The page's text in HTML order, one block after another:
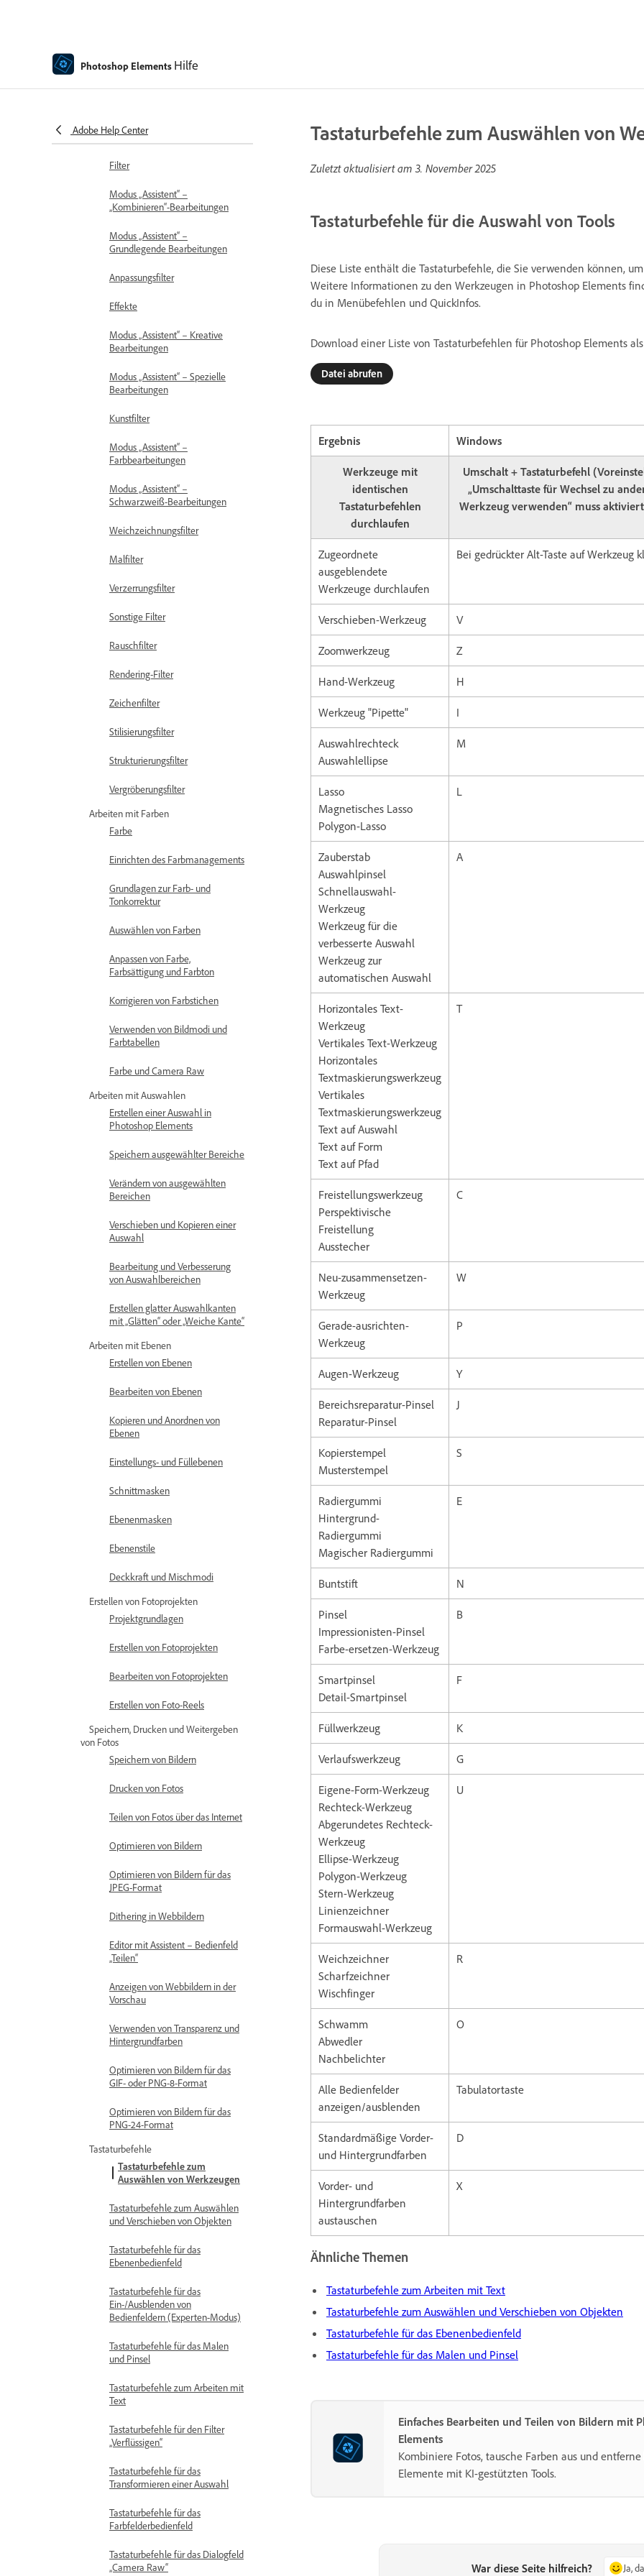
Photoshop Elements Hilfe
Adobe Help Center
Objekt in Photoshop Elements
Modus „Assistent“
Filter
Modus „Assistent“ –
„Kombinieren“-Bearbeitungen
Modus „Assistent“ –
Grundlegende Bearbeitungen
Anpassungsfilter
Effekte
Modus „Assistent“ – Kreative
Bearbeitungen
Modus „Assistent“ – Spezielle
Bearbeitungen
Kunstfilter
Modus „Assistent“ –
Farbbearbeitungen
Modus „Assistent“ –
Schwarzweiß-Bearbeitungen
Weichzeichnungsfilter
Malfilter
Verzerrungsfilter
Sonstige Filter
Rauschfilter
Rendering-Filter
Zeichenfilter
Stilisierungsfilter
Strukturierungsfilter
Vergröberungsfilter
Arbeiten mit Farben
Farbe
Einrichten des Farbmanagements
Grundlagen zur Farb- und
Tonkorrektur
Auswählen von Farben
Anpassen von Farbe,
Farbsättigung und Farbton
Korrigieren von Farbstichen
Verwenden von Bildmodi und
Farbtabellen
Farbe und Camera Raw
Arbeiten mit Auswahlen
Erstellen einer Auswahl in
Photoshop Elements
Speichern ausgewählter Bereiche
Verändern von ausgewählten
Bereichen
Verschieben und Kopieren einer
Auswahl
Bearbeitung und Verbesserung
von Auswahlbereichen
Erstellen glatter Auswahlkanten
mit „Glätten“ oder „Weiche Kante“
Arbeiten mit Ebenen
Erstellen von Ebenen
Bearbeiten von Ebenen
Kopieren und Anordnen von
Ebenen
Einstellungs- und Füllebenen
Schnittmasken
Ebenenmasken
Ebenenstile
Deckkraft und Mischmodi
Erstellen von Fotoprojekten
Projektgrundlagen
Erstellen von Fotoprojekten
Bearbeiten von Fotoprojekten
Erstellen von Foto-Reels
Speichern, Drucken und Weitergeben
von Fotos
Speichern von Bildern
Drucken von Fotos
Teilen von Fotos über das Internet
Optimieren von Bildern
Optimieren von Bildern für das
JPEG-Format
Dithering in Webbildern
Editor mit Assistent – Bedienfeld
„Teilen“
Anzeigen von Webbildern in der
Vorschau
Verwenden von Transparenz und
Hintergrundfarben
Optimieren von Bildern für das
GIF- oder PNG-8-Format
Optimieren von Bildern für das
PNG-24-Format
Tastaturbefehle
Tastaturbefehle zum
Auswählen von Werkzeugen
Tastaturbefehle zum Auswählen
und Verschieben von Objekten
Tastaturbefehle für das
Ebenenbedienfeld
Tastaturbefehle für das
Ein-/Ausblenden von
Bedienfeldern (Experten-Modus)
Tastaturbefehle für das Malen
und Pinsel
Tastaturbefehle zum Arbeiten mit
Text
Tastaturbefehle für den Filter
„Verflüssigen“
Tastaturbefehle für das
Transformieren einer Auswahl
Tastaturbefehle für das
Farbfelderbedienfeld
Tastaturbefehle für das Dialogfeld
„Camera Raw“
Tastaturbefehle zum Auswählen von
Zuletzt aktualisiert am 3. November 2025
Tastaturbefehle für die Auswahl von Tools
Diese Liste enthält die Tastaturbefehle, die Sie verwenden können,
Weitere Informationen zu den Werkzeugen in Photoshop Elements
du in Menübefehlen und QuickInfos.
Download einer Liste von Tastaturbefehlen für Photoshop Elements
Datei abrufen
Ergebnis Windows
Werkzeuge mit
identischen
Tastaturbefehlen
durchlaufen
Umschalt + Tastaturbefehl
„Umschalttaste für Wechsel zu
Werkzeug verwenden“ muss
Zugeordnete
ausgeblendete
Werkzeuge durchlaufen
Bei gedrückter Alt-Taste auf Werkzeug
Verschieben-Werkzeug V
Zoomwerkzeug Z
Hand-Werkzeug H
Werkzeug "Pipette" I
Auswahlrechteck
Auswahlellipse
M
Lasso
Magnetisches Lasso
Polygon-Lasso
L
Zauberstab
Auswahlpinsel
Schnellauswahl-
Werkzeug
Werkzeug für die
verbesserte Auswahl
Werkzeug zur
automatischen Auswahl
A
Horizontales Text-
Werkzeug
Vertikales Text-Werkzeug
Horizontales
Textmaskierungswerkzeug
Vertikales
Textmaskierungswerkzeug
Text auf Auswahl
Text auf Form
Text auf Pfad
T
Freistellungswerkzeug
Perspektivische
Freistellung
Ausstecher
C
Neu-zusammensetzen-
Werkzeug
W
Gerade-ausrichten-
Werkzeug
P
Augen-Werkzeug Y
Bereichsreparatur-Pinsel
Reparatur-Pinsel
J
Kopierstempel
Musterstempel
S
Radiergummi
Hintergrund-
Radiergummi
Magischer Radiergummi
E
Buntstift N
Pinsel
Impressionisten-Pinsel
Farbe-ersetzen-Werkzeug
B
Smartpinsel
Detail-Smartpinsel
F
Füllwerkzeug K
Verlaufswerkzeug G
Eigene-Form-Werkzeug
Rechteck-Werkzeug
Abgerundetes Rechteck-
Werkzeug
Ellipse-Werkzeug
Polygon-Werkzeug
Stern-Werkzeug
Linienzeichner
Formauswahl-Werkzeug
U
Weichzeichner
Scharfzeichner
Wischfinger
R
Schwamm
Abwedler
Nachbelichter
O
Alle Bedienfelder
anzeigen/ausblenden
Tabulatortaste
Standardmäßige Vorder-
und Hintergrundfarben
D
Vorder- und
Hintergrundfarben
austauschen
X
Ähnliche Themen
Tastaturbefehle zum Arbeiten mit Text
Tastaturbefehle zum Auswählen und Verschieben von Objekten
Tastaturbefehle für das Ebenenbedienfeld
Tastaturbefehle für das Malen und Pinsel
Einfaches Bearbeiten und Teilen von Bildern mit
Elements
Kombiniere Fotos, tausche Farben aus und
Elemente mit KI-gestützten Tools.
War diese Seite hilfreich? Ja,